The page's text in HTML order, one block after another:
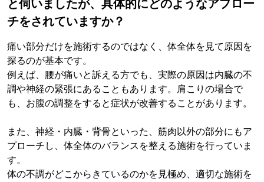
と伺いましたが、具体的にどのようなアプロー
チをされていますか？
痛い部分だけを施術するのではなく、体全体を見て原因を
探るのが基本です。
例えば、腰が痛いと訴える方でも、実際の原因は内臓の不
調や神経の緊張にあることもあります。肩こりの場合で
も、お腹の調整をすると症状が改善することがあります。
また、神経・内臓・背骨といった、筋肉以外の部分にもア
プローチし、体全体のバランスを整える施術を行っていま
す。
体の不調がどこからきているのかを見極め、適切な施術を